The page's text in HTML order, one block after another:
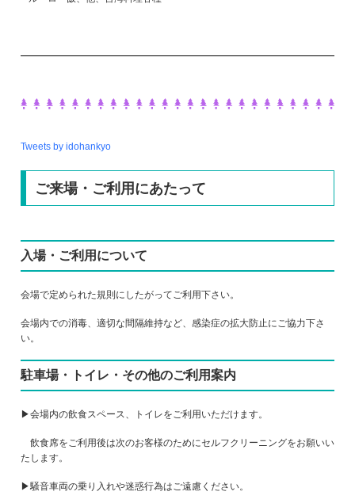
Tweets by idohankyo
ご来場・ご利用にあたって
入場・ご利用について
会場で定められた規則にしたがってご利用下さい。
会場内での消毒、適切な間隔維持など、感染症の拡大防止にご協力下さ
い。
駐車場・トイレ・その他のご利用案内
▶会場内の飲食スペース、トイレをご利用いただけます。
飲食席をご利用後は次のお客様のためにセルフクリーニングをお願いい
たします。
▶騒音車両の乗り入れや迷惑行為はご遠慮ください。